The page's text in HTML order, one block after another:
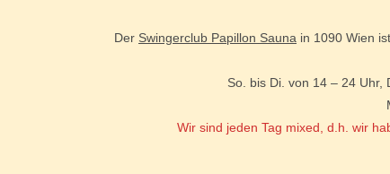
Der Swingerclub Papillon Sauna in 1090 Wien
So. bis Di. von 14 – 24 Uhr,
Wir sind jeden Tag mixed, d.h. wir